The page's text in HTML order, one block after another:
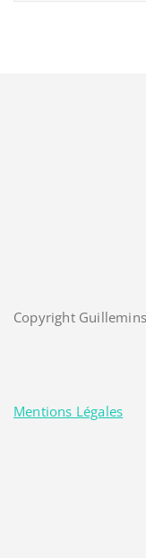
Copyright
Mentions Légales